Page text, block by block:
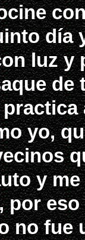
día
luz y
yo,
y
por
no fue